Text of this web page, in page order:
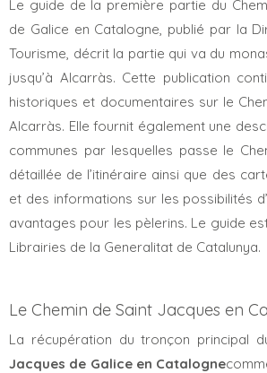
Le guide de la première partie du
de Galice en Catalogne, publié par la
Tourisme, décrit la partie qui va du
jusqu’à Alcarràs. Cette publication
historiques et documentaires sur le
Alcarràs. Elle fournit également une
communes par lesquelles passe le
détaillée de l’itinéraire ainsi que des
et des informations sur les possibilités
avantages pour les pèlerins. Le guide
Librairies de la Generalitat de Catalunya.
Le Chemin de Saint Jacques en
La récupération du tronçon principal
Jacques de Galice en Catalogne